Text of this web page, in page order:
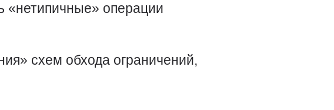
«нетипичные» операции
схем обхода ограничений,